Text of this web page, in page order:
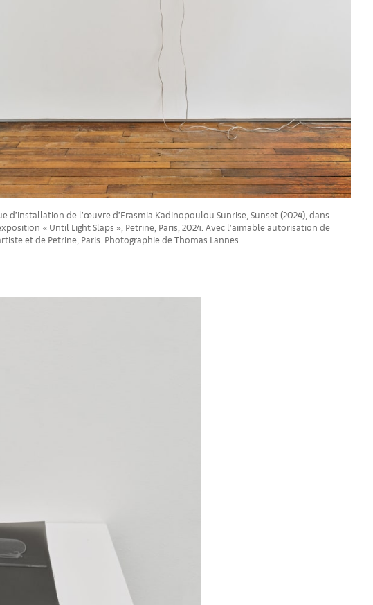
d’installation de l’œuvre d’Erasmia Kadinopoulou Sunrise, Sunset (2024), dans
« Until Light Slaps », Petrine, Paris, 2024. Avec l’aimable autorisation de
et de Petrine, Paris. Photographie de Thomas Lannes.